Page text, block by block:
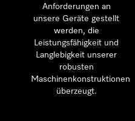
Anforderungen an
unsere Geräte gestellt
werden, die
Leistungsfähigkeit und
Langlebigkeit unserer
robusten
Maschinenkonstruktionen
überzeugt.